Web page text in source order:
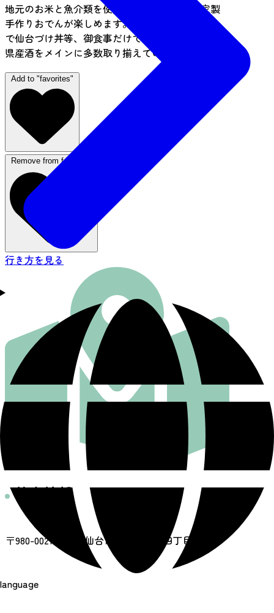
language
地元のお米と魚介類を使用したお寿司と、自家製
手作りおでんが楽しめます。価格もリーズナブル
で仙台づけ丼等、御食事だけでも可。お酒は宮城
県産酒をメインに多数取り揃えています。
Add to "favorites"
Remove from favorites
行き方を見る
基本情報
〒980-0021 宮城県仙台市青葉区中央四丁目2-30